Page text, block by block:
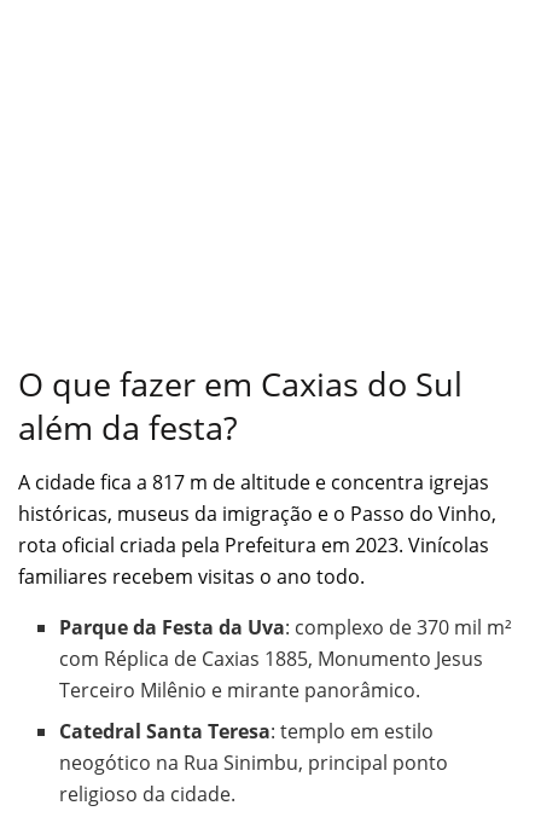
O que fazer em Caxias do Sul
além da festa?
A cidade fica a 817 m de altitude e concentra igrejas
históricas, museus da imigração e o Passo do Vinho,
rota oficial criada pela Prefeitura em 2023. Vinícolas
familiares recebem visitas o ano todo.
Parque da Festa da Uva: complexo de 370 mil m²
com Réplica de Caxias 1885, Monumento Jesus
Terceiro Milênio e mirante panorâmico.
Catedral Santa Teresa: templo em estilo
neogótico na Rua Sinimbu, principal ponto
religioso da cidade.